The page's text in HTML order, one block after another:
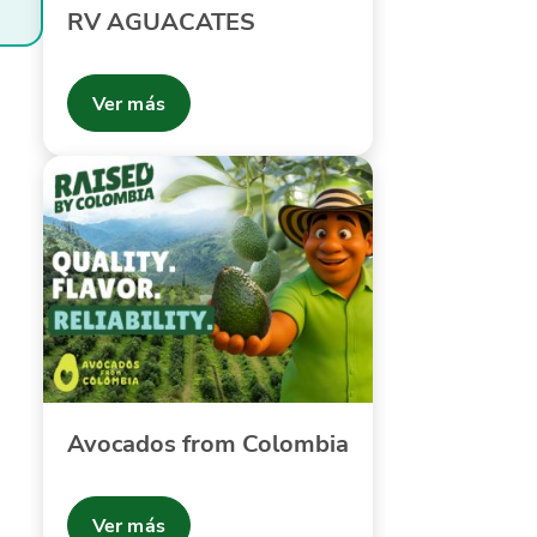
RV AGUACATES
Ver más
Avocados from Colombia
Ver más